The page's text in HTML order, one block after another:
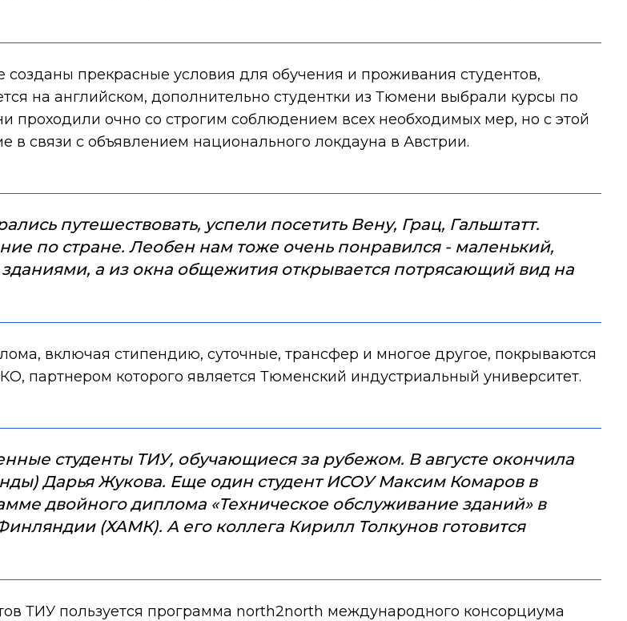
прекрасные условия для обучения и проживания студентов,
на английском, дополнительно студентки из Тюмени выбрали курсы по
проходили очно со строгим соблюдением всех необходимых мер, но с этой
в связи с объявлением национального локдауна в Австрии.
путешествовать, успели посетить Вену, Грац, Гальштатт.
по стране. Леобен нам тоже очень понравился - маленький,
а из окна общежития открывается потрясающий вид на
включая стипендию, суточные, трансфер и многое другое, покрываются
партнером которого является Тюменский индустриальный университет.
студенты ТИУ, обучающиеся за рубежом. В августе окончила
Дарья Жукова. Еще один студент ИСОУ Максим Комаров в
двойного диплома «Техническое обслуживание зданий» в
(ХАМК). А его коллега Кирилл Толкунов готовится
ТИУ пользуется программа north2north международного консорциума